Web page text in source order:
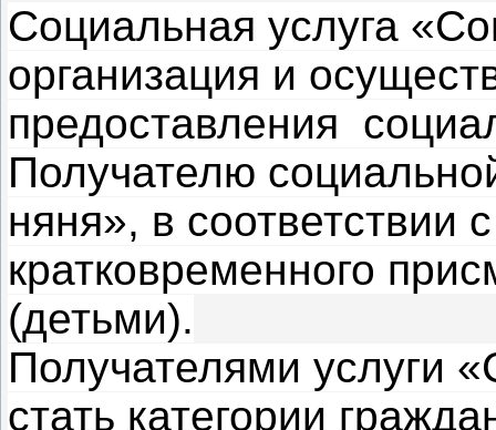
Социальная услуга
организация и
предоставления
Получателю
няня», в соответствии
кратковременного
(детьми).
Получателями услуги
стать категории